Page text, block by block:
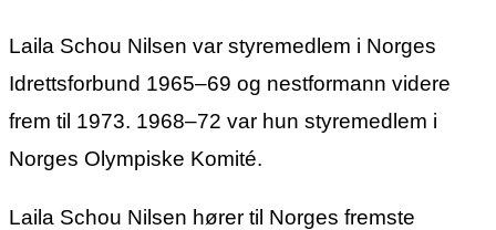
Laila Schou Nilsen var styremedlem i Norges
Idrettsforbund 1965–69 og nestformann videre
frem til 1973. 1968–72 var hun styremedlem i
Norges Olympiske Komité.
Laila Schou Nilsen hører til Norges fremste